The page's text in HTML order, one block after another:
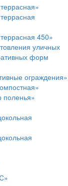
450»
уличных
форм
ограждения»